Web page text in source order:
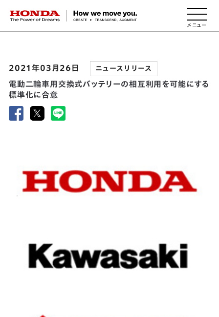
HONDA The Power of Dreams
2021年03月26日 ニュースリリース
電動二輪車用交換式バッテリーの相互利用を可能にする
標準化に合意